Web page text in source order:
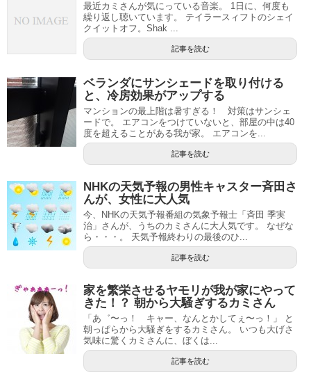
最近カミさんが気にっている音楽。 1日に、何度も
繰り返し聴いています。 テイラースィフトのシェイ
クイットオフ。Shak ...
記事を読む
ベランダにサンシェードを取り付ける
と、冷房効果がアップする
マンションの最上階は暑すぎる！ 対策はサンシェ
ードで。 エアコンをつけていないと、部屋の中は40
度を超えることがある我が家。 エアコンを...
記事を読む
NHKの天気予報の男性キャスター斉田さ
んが、女性に大人気
今、NHKの天気予報番組の気象予報士「斉田 季実
治」さんが、うちのカミさんに大人気です。 なぜな
ら・・・。 天気予報終わりの最後のひ...
記事を読む
家を繁栄させるヤモリが我が家にやって
きた！？ 朝から大騒ぎするカミさん
「あ゛〜っ！ キャー、なんとかしてぇ〜っ！」 と
朝っぱらから大騒ぎをするカミさん。 いつも大げさ
気味に驚くカミさんに、ぼくは...
記事を読む